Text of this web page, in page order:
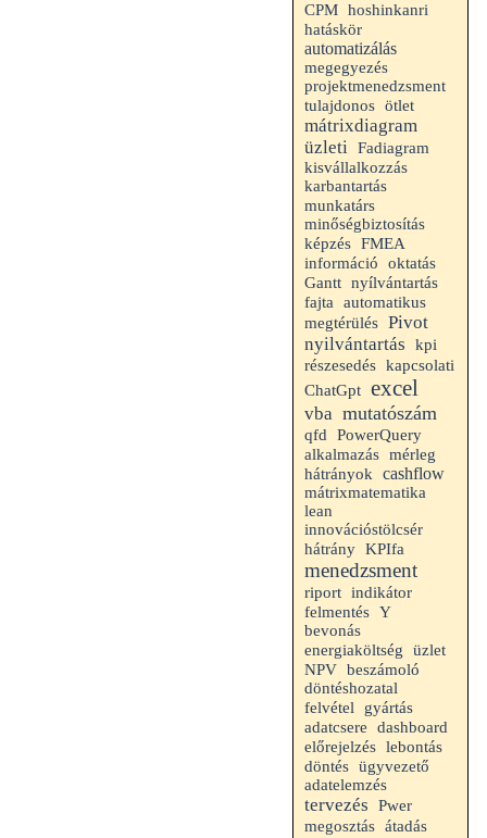
CPM hoshinkanri
hatáskör
automatizálás
megegyezés
projektmenedzsment
tulajdonos ötlet
mátrixdiagram
üzleti Fadiagram
kisvállalkozzás
karbantartás
munkatárs
minőségbiztosítás
képzés FMEA
információ
oktatás
Gantt nyílvántartás
fajta
automatikus
megtérülés Pivot
nyilvántartás kpi
részesedés kapcsolati
ChatGpt excel
vba mutatószám
qfd PowerQuery
alkalmazás mérleg
hátrányok cashflow
mátrixmatematika
lean
innovációstölcsér
hátrány KPIfa
menedzsment
riport indikátor
felmentés Y
bevonás
energiaköltség
üzlet
NPV beszámoló
döntéshozatal
felvétel
gyártás
adatcsere
dashboard
előrejelzés lebontás
döntés ügyvezető
adatelemzés
tervezés
Pwer
megosztás átadás